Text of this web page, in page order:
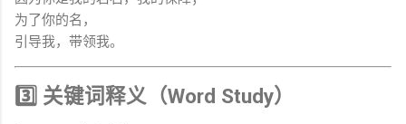
为了你的名，
引导我，带领我。
3️⃣ 关键词释义（Word Study）